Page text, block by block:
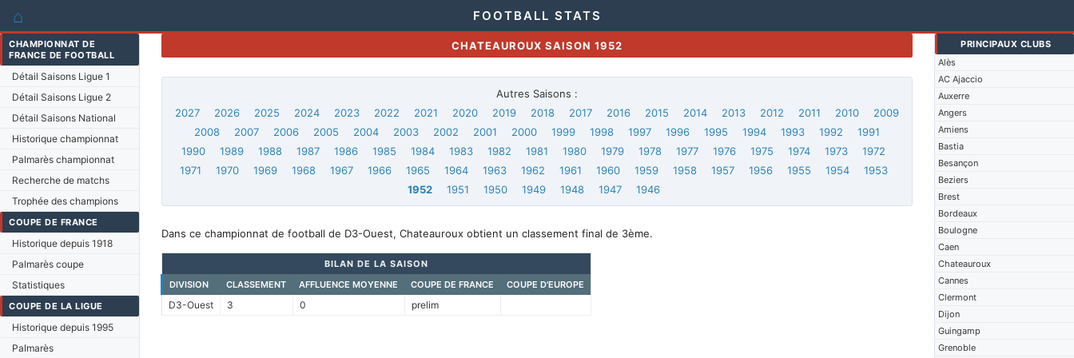
⌂ FOOTBALL STATS
CHAMPIONNAT DE
FRANCE DE FOOTBALL
Détail Saisons Ligue 1
Détail Saisons Ligue 2
Détail Saisons National
Historique championnat
Palmarès championnat
Recherche de matchs
Trophée des champions
COUPE DE FRANCE
Historique depuis 1918
Palmarès coupe
Statistiques
COUPE DE LA LIGUE
Historique depuis 1995
Palmarès
PRINCIPAUX CLUBS
Alès
AC Ajaccio
Auxerre
Angers
Amiens
Bastia
Besançon
Beziers
Brest
Bordeaux
Boulogne
Caen
Chateauroux
Cannes
Clermont
Dijon
Guingamp
Grenoble
CHATEAUROUX SAISON 1952
Autres Saisons :
2027
2026 2025 2024 2023 2022 2021 2020 2019 2018 2017 2016 2015 2014 2013 2012 2011 2010
2009
2008
2007 2006 2005 2004 2003 2002 2001 2000 1999 1998 1997 1996 1995 1994 1993 1992
1991
1990
1989 1988 1987 1986 1985 1984 1983 1982 1981 1980 1979 1978 1977 1976 1975 1974 1973
1972
1971
1970 1969 1968 1967 1966 1965 1964 1963 1962 1961 1960 1959 1958 1957 1956 1955 1954
1953
1952
1951 1950 1949 1948 1947 1946
Dans ce championnat de football de D3-Ouest, Chateauroux obtient un classement final de 3ème.
BILAN DE LA SAISON
DIVISION
CLASSEMENT AFFLUENCE MOYENNE COUPE DE FRANCE COUPE D'EUROPE
D3-Ouest 3 0 prelim